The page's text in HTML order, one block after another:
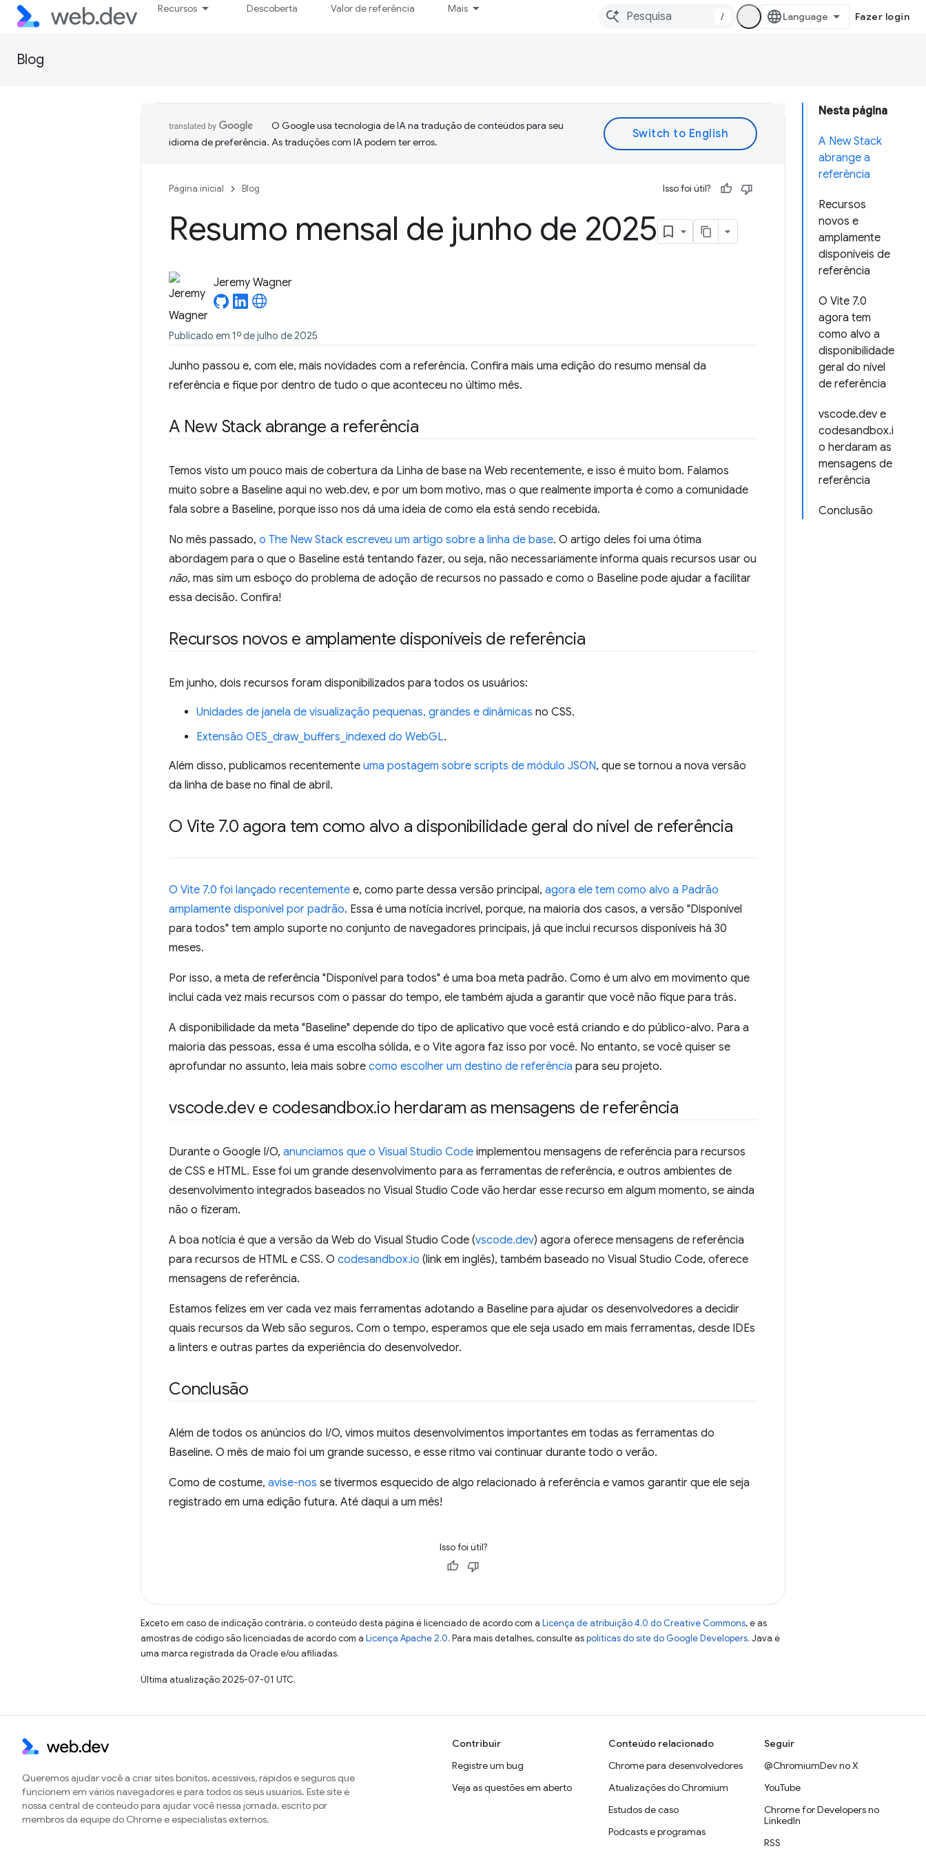
Recursos Descoberta Valor de referência Mais
/ Fazer login
Blog
Nesta página
A New Stack
abrange a
referência
Recursos
novos e
amplamente
disponíveis de
referência
O Vite 7.0
agora tem
como alvo a
disponibilidade
geral do nível
de referência
vscode.dev e
codesandbox.i
o herdaram as
mensagens de
referência
Conclusão
O Google usa tecnologia de IA na tradução de conteúdos para seu
idioma de preferência. As traduções com IA podem ter erros.
Página inicial Blog Isso foi útil?
Resumo mensal de junho de 2025
Jeremy Wagner
Publicado em 1º de julho de 2025
Junho passou e, com ele, mais novidades com a referência. Confira mais uma edição do resumo mensal da
referência e fique por dentro de tudo o que aconteceu no último mês.
A New Stack abrange a referência
Temos visto um pouco mais de cobertura da Linha de base na Web recentemente, e isso é muito bom. Falamos
muito sobre a Baseline aqui no web.dev, e por um bom motivo, mas o que realmente importa é como a comunidade
fala sobre a Baseline, porque isso nos dá uma ideia de como ela está sendo recebida.
No mês passado, o The New Stack escreveu um artigo sobre a linha de base. O artigo deles foi uma ótima
abordagem para o que o Baseline está tentando fazer, ou seja, não necessariamente informa quais recursos usar ou
não, mas sim um esboço do problema de adoção de recursos no passado e como o Baseline pode ajudar a facilitar
essa decisão. Confira!
Recursos novos e amplamente disponíveis de referência
Em junho, dois recursos foram disponibilizados para todos os usuários:
Unidades de janela de visualização pequenas, grandes e dinâmicas no CSS.
Extensão OES_draw_buffers_indexed do WebGL.
Além disso, publicamos recentemente uma postagem sobre scripts de módulo JSON, que se tornou a nova versão
da linha de base no final de abril.
O Vite 7.0 agora tem como alvo a disponibilidade geral do nível de referência
O Vite 7.0 foi lançado recentemente e, como parte dessa versão principal, agora ele tem como alvo a Padrão
amplamente disponível por padrão. Essa é uma notícia incrível, porque, na maioria dos casos, a versão "Disponível
para todos" tem amplo suporte no conjunto de navegadores principais, já que inclui recursos disponíveis há 30
meses.
Por isso, a meta de referência "Disponível para todos" é uma boa meta padrão. Como é um alvo em movimento que
inclui cada vez mais recursos com o passar do tempo, ele também ajuda a garantir que você não fique para trás.
A disponibilidade da meta "Baseline" depende do tipo de aplicativo que você está criando e do público-alvo. Para a
maioria das pessoas, essa é uma escolha sólida, e o Vite agora faz isso por você. No entanto, se você quiser se
aprofundar no assunto, leia mais sobre como escolher um destino de referência para seu projeto.
vscode.dev e codesandbox.io herdaram as mensagens de referência
Durante o Google I/O, anunciamos que o Visual Studio Code implementou mensagens de referência para recursos
de CSS e HTML. Esse foi um grande desenvolvimento para as ferramentas de referência, e outros ambientes de
desenvolvimento integrados baseados no Visual Studio Code vão herdar esse recurso em algum momento, se ainda
não o fizeram.
A boa notícia é que a versão da Web do Visual Studio Code (vscode.dev) agora oferece mensagens de referência
para recursos de HTML e CSS. O codesandbox.io (link em inglês), também baseado no Visual Studio Code, oferece
mensagens de referência.
Estamos felizes em ver cada vez mais ferramentas adotando a Baseline para ajudar os desenvolvedores a decidir
quais recursos da Web são seguros. Com o tempo, esperamos que ele seja usado em mais ferramentas, desde IDEs
a linters e outras partes da experiência do desenvolvedor.
Conclusão
Além de todos os anúncios do I/O, vimos muitos desenvolvimentos importantes em todas as ferramentas do
Baseline. O mês de maio foi um grande sucesso, e esse ritmo vai continuar durante todo o verão.
Como de costume, avise-nos se tivermos esquecido de algo relacionado à referência e vamos garantir que ele seja
registrado em uma edição futura. Até daqui a um mês!
Isso foi útil?
Exceto em caso de indicação contrária, o conteúdo desta página é licenciado de acordo com a Licença de atribuição 4.0 do Creative Commons, e as
amostras de código são licenciadas de acordo com a Licença Apache 2.0. Para mais detalhes, consulte aspolíticas do site do Google Developers. Java é
uma marca registrada da Oracle e/ou afiliadas.
Última atualização 2025-07-01 UTC.
Queremos ajudar você a criar sites bonitos, acessíveis, rápidos e seguros que
funcionem em vários navegadores e para todos os seus usuários. Este site é
nossa central de conteúdo para ajudar você nessa jornada, escrito por
membros da equipe do Chrome e especialistas externos.
Contribuir
Registre um bug
Veja as questões em aberto
Conteúdo relacionado
Chrome para desenvolvedores
Atualizações do Chromium
Estudos de caso
Podcasts e programas
Seguir
@ChromiumDev no X
YouTube
Chrome for Developers no
LinkedIn
RSS